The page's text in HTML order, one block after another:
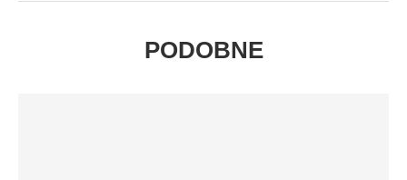
PODOBNE